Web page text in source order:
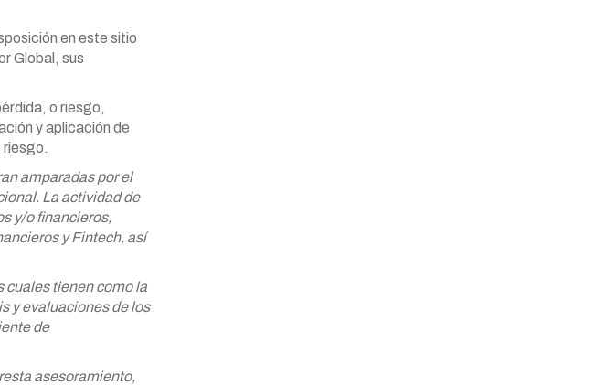
en este sitio
Global, sus
o riesgo,
y aplicación de
riesgo.
amparadas por el
La actividad de
y/o financieros,
y Fintech, así
cuales tienen como la
y evaluaciones de los
de
asesoramiento,